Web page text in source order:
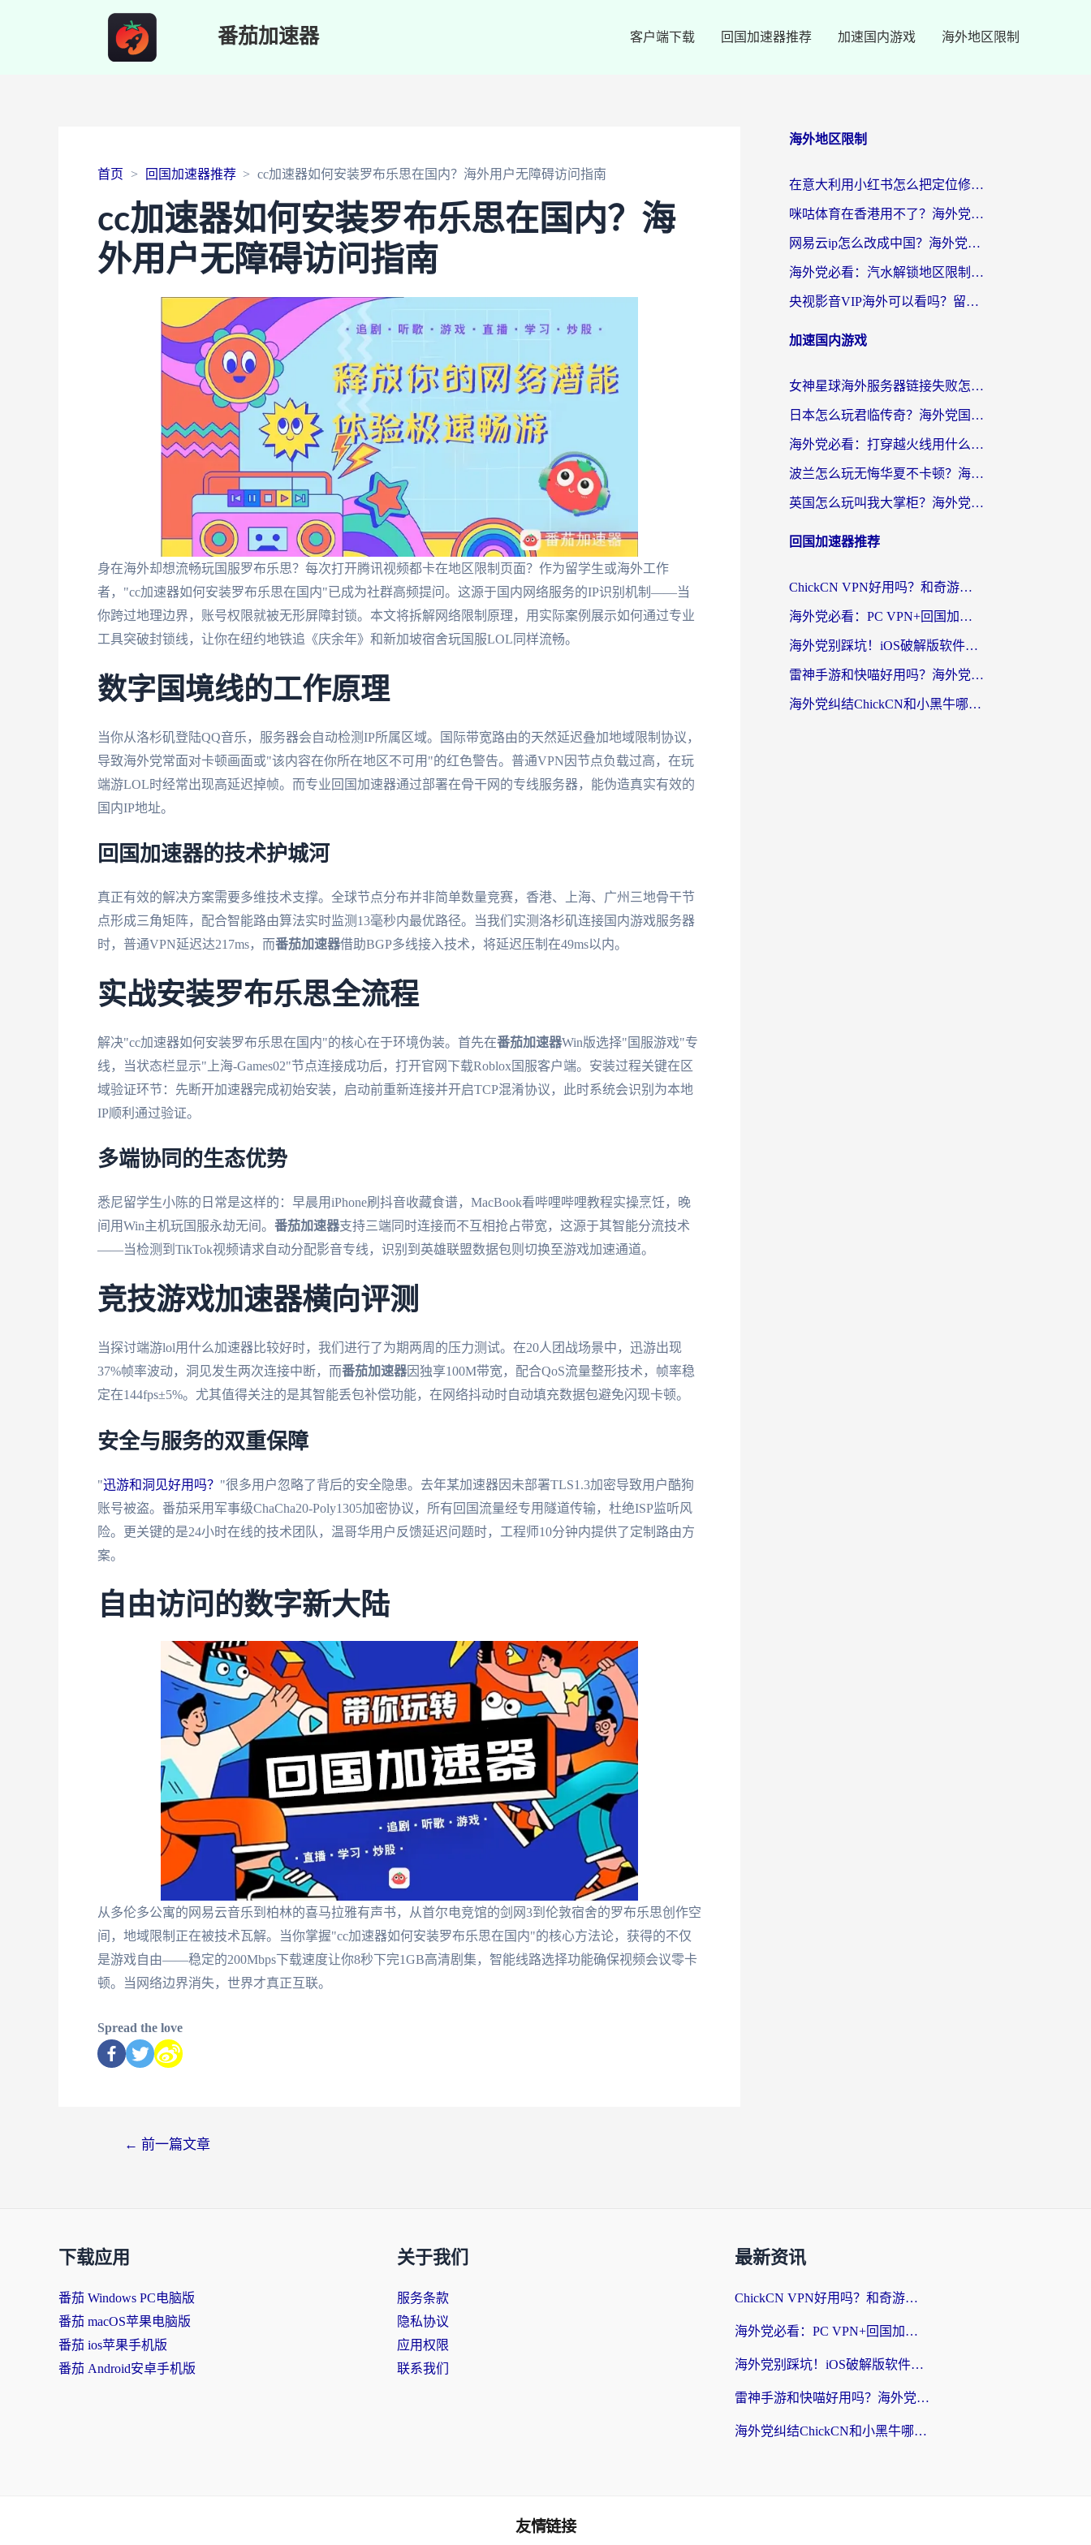
番茄加速器 客户端下载 回国加速器推荐 加速国内游戏 海外地区限制
首页 回国加速器推荐 cc加速器如何安装罗布乐思在国内？海外用户无障碍访问指南
cc加速器如何安装罗布乐思在国内？海
外用户无障碍访问指南
身在海外却想流畅玩国服罗布乐思？每次打开腾讯视频都卡在地区限制页面？作为留学生或海外工作
者，"cc加速器如何安装罗布乐思在国内"已成为社群高频提问。这源于国内网络服务的IP识别机制——当
你跨过地理边界，账号权限就被无形屏障封锁。本文将拆解网络限制原理，用实际案例展示如何通过专业
工具突破封锁线，让你在纽约地铁追《庆余年》和新加坡宿舍玩国服LOL同样流畅。
数字国境线的工作原理
当你从洛杉矶登陆QQ音乐，服务器会自动检测IP所属区域。国际带宽路由的天然延迟叠加地域限制协议，
导致海外党常面对卡顿画面或"该内容在你所在地区不可用"的红色警告。普通VPN因节点负载过高，在玩
端游LOL时经常出现高延迟掉帧。而专业回国加速器通过部署在骨干网的专线服务器，能伪造真实有效的
国内IP地址。
回国加速器的技术护城河
真正有效的解决方案需要多维技术支撑。全球节点分布并非简单数量竞赛，香港、上海、广州三地骨干节
点形成三角矩阵，配合智能路由算法实时监测13毫秒内最优路径。当我们实测洛杉矶连接国内游戏服务器
时，普通VPN延迟达217ms，而番茄加速器借助BGP多线接入技术，将延迟压制在49ms以内。
实战安装罗布乐思全流程
解决"cc加速器如何安装罗布乐思在国内"的核心在于环境伪装。首先在番茄加速器Win版选择"国服游戏"专
线，当状态栏显示"上海-Games02"节点连接成功后，打开官网下载Roblox国服客户端。安装过程关键在区
域验证环节：先断开加速器完成初始安装，启动前重新连接并开启TCP混淆协议，此时系统会识别为本地
IP顺利通过验证。
多端协同的生态优势
悉尼留学生小陈的日常是这样的：早晨用iPhone刷抖音收藏食谱，MacBook看哔哩哔哩教程实操烹饪，晚
间用Win主机玩国服永劫无间。 番茄加速器支持三端同时连接而不互相抢占带宽，这源于其智能分流技术
——当检测到TikTok视频请求自动分配影音专线，识别到英雄联盟数据包则切换至游戏加速通道。
竞技游戏加速器横向评测
当探讨端游lol用什么加速器比较好时，我们进行了为期两周的压力测试。在20人团战场景中，迅游出现
37%帧率波动，洞见发生两次连接中断，而番茄加速器因独享100M带宽，配合QoS流量整形技术，帧率稳
定在144fps±5%。尤其值得关注的是其智能丢包补偿功能，在网络抖动时自动填充数据包避免闪现卡顿。
安全与服务的双重保障
"迅游和洞见好用吗？ "很多用户忽略了背后的安全隐患。去年某加速器因未部署TLS1.3加密导致用户酷狗
账号被盗。番茄采用军事级ChaCha20-Poly1305加密协议，所有回国流量经专用隧道传输，杜绝ISP监听风
险。更关键的是24小时在线的技术团队，温哥华用户反馈延迟问题时，工程师10分钟内提供了定制路由方
案。
自由访问的数字新大陆
从多伦多公寓的网易云音乐到柏林的喜马拉雅有声书，从首尔电竞馆的剑网3到伦敦宿舍的罗布乐思创作空
间，地域限制正在被技术瓦解。当你掌握"cc加速器如何安装罗布乐思在国内"的核心方法论，获得的不仅
是游戏自由——稳定的200Mbps下载速度让你8秒下完1GB高清剧集，智能线路选择功能确保视频会议零卡
顿。当网络边界消失，世界才真正互联。
Spread the love
← 前一篇文章
海外地区限制
在意大利用小红书怎么把定位修改到中国国内？3个实用技巧+1个靠谱工具帮你搞定
咪咕体育在香港用不了？海外党必看的回国加速器选择指南（附3个真实场景解决方案）
网易云ip怎么改成中国？海外党听音乐听书的无痛解决方案
海外党必看：汽水解锁地区限制怎么解除？3招解决国内影音&生活服务难题
央视影音VIP海外可以看吗？留学生亲测有效的回国加速器选择指南
加速国内游戏
女神星球海外服务器链接失败怎么解决？海外党国服游戏加速避坑指南
日本怎么玩君临传奇？海外党国服游戏加速避坑指南（附菲律宾欧洲玩家实测）
海外党必看：打穿越火线用什么加速器？解决延迟卡顿，还能玩奇妙拼图世界和第五人格
波兰怎么玩无悔华夏不卡顿？海外国服游戏加速器终极指南（附征途2萤火突击解决方案）
英国怎么玩叫我大掌柜？海外党国服游戏加速避坑指南（附实测推荐）
回国加速器推荐
ChickCN VPN好用吗？和奇游手游VPN对比哪个回国效果更好？海外党亲测实用指南
海外党必看：PC VPN+回国加速器怎么选？无缝访问国内资源全攻略
海外党别踩坑！iOS破解版软件不可靠？教你选对回国加速器无缝看国内资源
雷神手游和快喵好用吗？海外党亲测5款回国加速器，附斧牛Bling对比+微信视频号解决办法
海外党纠结ChickCN和小黑牛哪个好？一篇帮你选对回国加速器的实用指南
下载应用
番茄 Windows PC电脑版
番茄 macOS苹果电脑版
番茄 ios苹果手机版
番茄 Android安卓手机版
关于我们
服务条款
隐私协议
应用权限
联系我们
最新资讯
ChickCN VPN好用吗？和奇游手游VPN对比哪个回国效果更好？海外党亲测实用指南
海外党必看：PC VPN+回国加速器怎么选？无缝访问国内资源全攻略
海外党别踩坑！iOS破解版软件不可靠？教你选对回国加速器无缝看国内资源
雷神手游和快喵好用吗？海外党亲测5款回国加速器，附斧牛Bling对比+微信视频号解决办法
海外党纠结ChickCN和小黑牛哪个好？一篇帮你选对回国加速器的实用指南
友情链接